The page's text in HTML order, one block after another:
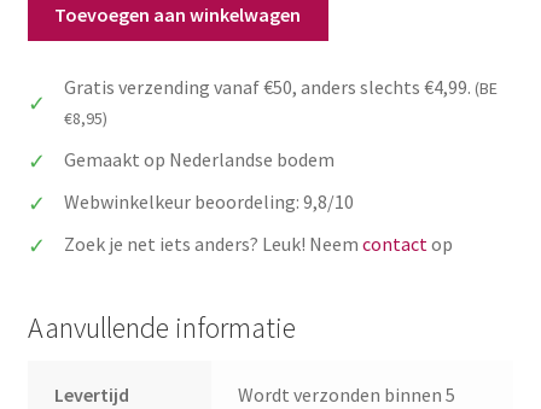
gepersonaliseerde
onderzetter
gegraveerd
aantal
Toevoegen aan winkelwagen
Gratis verzending vanaf €50, anders slechts €4,99. (BE
€8,95)
Gemaakt op Nederlandse bodem
Webwinkelkeur beoordeling: 9,8/10
Zoek je net iets anders? Leuk! Neem contactop
Aanvullende informatie
Levertijd
Wordt verzonden binnen 5